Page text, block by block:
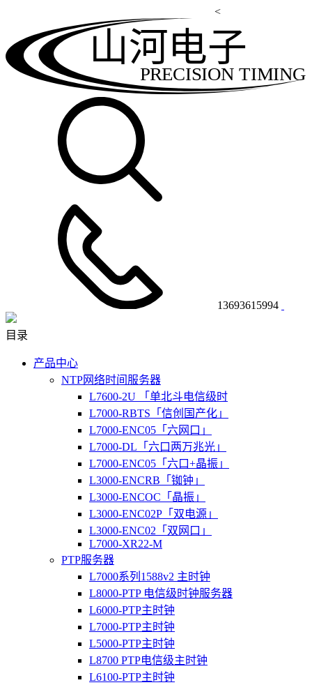
<
PRECISION TIMING
山河电子
13693615994
目录
产品中心
NTP网络时间服务器
L7600-2U 「单北斗电信级时
L7000-RBTS「信创国产化」
L7000-ENC05「六网口」
L7000-DL「六口两万兆光」
L7000-ENC05「六口+晶振」
L3000-ENCRB「铷钟」
L3000-ENCOC「晶振」
L3000-ENC02P「双电源」
L3000-ENC02「双网口」
L7000-XR22-M
PTP服务器
L7000系列1588v2 主时钟
L8000-PTP 电信级时钟服务器
L6000-PTP主时钟
L7000-PTP主时钟
L5000-PTP主时钟
L8700 PTP电信级主时钟
L6100-PTP主时钟